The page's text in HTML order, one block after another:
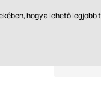
hogy a lehető